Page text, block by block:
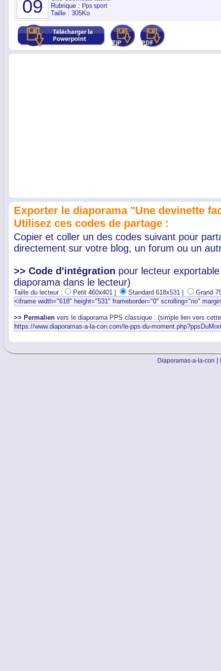
09
Rubrique : Pps sport
Taille : 305Ko
Exporter le diaporama "Une devinette
Utilisez ces codes de partage :
Copier et coller un des codes suivant pour
directement sur votre blog, un forum ou un
>> Code d'intégration pour lecteur
diaporama dans le lecteur)
Taille du lecteur : Petit 460x401 | Standard 618x531 | Grand
>> Permalien vers le diaporama PPS classique : (simple lien vers
Diaporamas-a-la-con